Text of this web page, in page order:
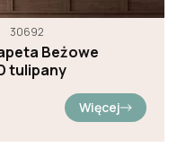
30692
Beżowe
tulipany
Więcej